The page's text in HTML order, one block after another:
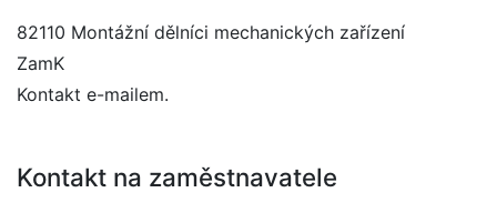
82110 Montážní dělníci mechanických zařízení
ZamK
Kontakt e-mailem.
Kontakt na zaměstnavatele